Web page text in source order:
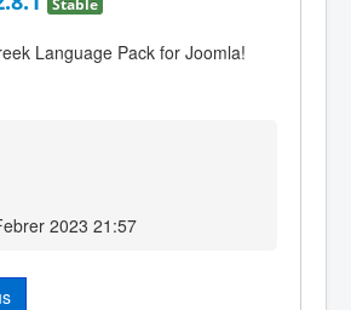
Language Pack for Joomla!
2023 21:57